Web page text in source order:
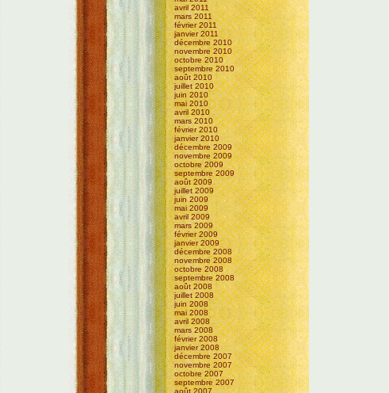
avril 2011
mars 2011
février 2011
janvier 2011
décembre 2010
novembre 2010
octobre 2010
septembre 2010
août 2010
juillet 2010
juin 2010
mai 2010
avril 2010
mars 2010
février 2010
janvier 2010
décembre 2009
novembre 2009
octobre 2009
septembre 2009
août 2009
juillet 2009
juin 2009
mai 2009
avril 2009
mars 2009
février 2009
janvier 2009
décembre 2008
novembre 2008
octobre 2008
septembre 2008
août 2008
juillet 2008
juin 2008
mai 2008
avril 2008
mars 2008
février 2008
janvier 2008
décembre 2007
novembre 2007
octobre 2007
septembre 2007
août 2007